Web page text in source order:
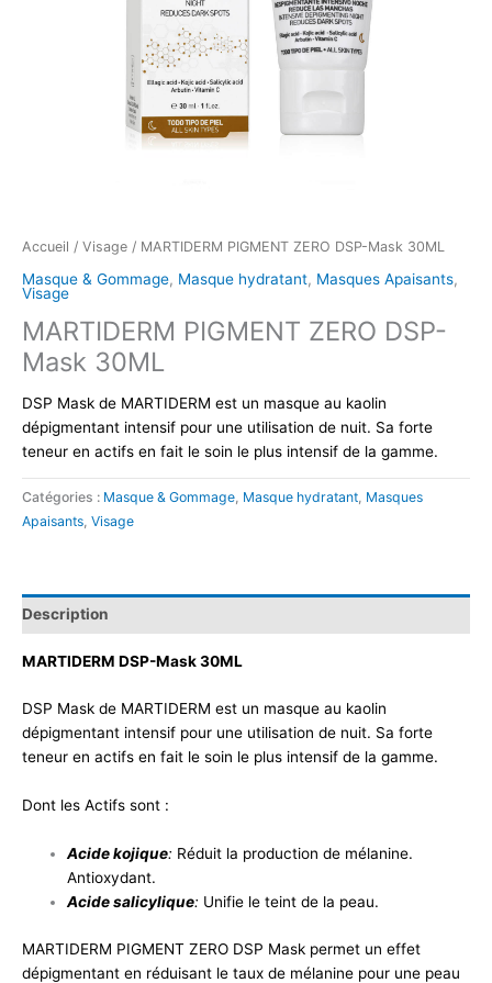
Accueil / Visage / MARTIDERM PIGMENT ZERO DSP-Mask 30ML
Masque & Gommage, Masque hydratant, Masques Apaisants,
Visage
MARTIDERM PIGMENT ZERO DSP-
Mask 30ML
DSP Mask de MARTIDERM est un masque au kaolin
dépigmentant intensif pour une utilisation de nuit. Sa forte
teneur en actifs en fait le soin le plus intensif de la gamme.
Catégories : Masque & Gommage, Masque hydratant, Masques
Apaisants, Visage
Description
MARTIDERM DSP-Mask 30ML
DSP Mask de MARTIDERM est un masque au kaolin
dépigmentant intensif pour une utilisation de nuit. Sa forte
teneur en actifs en fait le soin le plus intensif de la gamme.
Dont les Actifs sont :
Acide kojique: Réduit la production de mélanine.
Antioxydant.
Acide salicylique: Unifie le teint de la peau.​
​MARTIDERM PIGMENT ZERO DSP Mask permet un effet
dépigmentant en réduisant le taux de mélanine pour une peau